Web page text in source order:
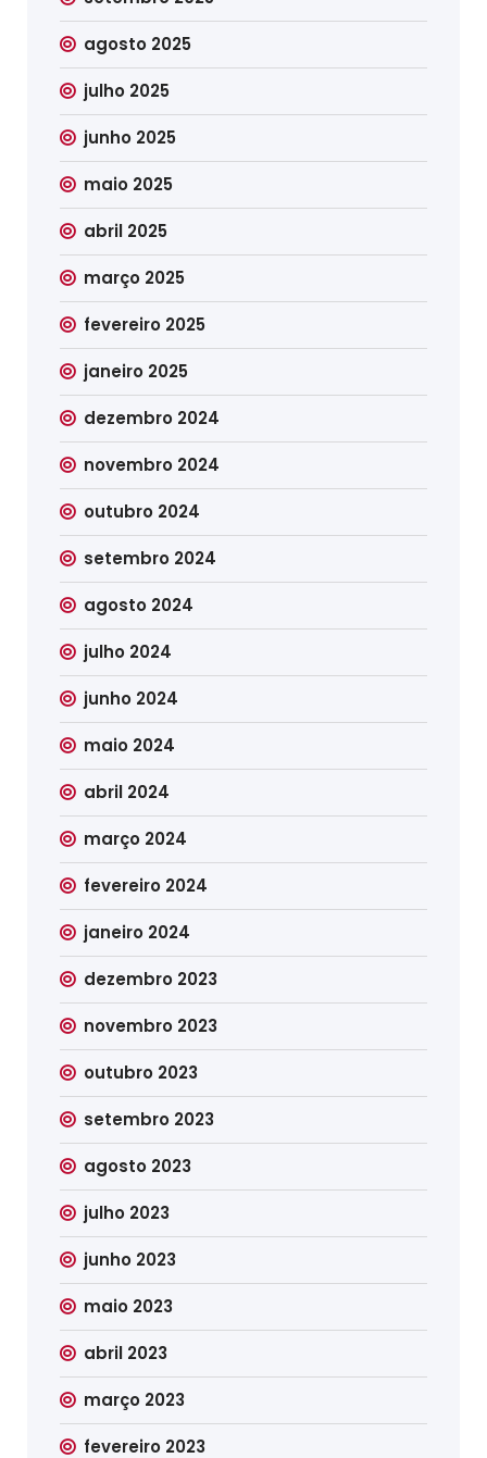
agosto 2025
julho 2025
junho 2025
maio 2025
abril 2025
março 2025
fevereiro 2025
janeiro 2025
dezembro 2024
novembro 2024
outubro 2024
setembro 2024
agosto 2024
julho 2024
junho 2024
maio 2024
abril 2024
março 2024
fevereiro 2024
janeiro 2024
dezembro 2023
novembro 2023
outubro 2023
setembro 2023
agosto 2023
julho 2023
junho 2023
maio 2023
abril 2023
março 2023
fevereiro 2023